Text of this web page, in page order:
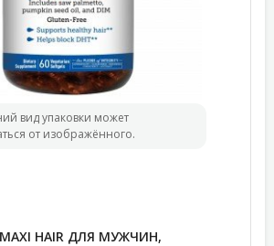
вид упаковки может
от изображённого.
MAXI HAIR ДЛЯ МУЖЧИН,